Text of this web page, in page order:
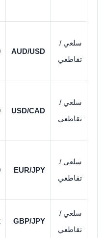
سلعي /
تقاطعي
AUD/USD
سلعي /
تقاطعي
USD/CAD
سلعي /
تقاطعي
EUR/JPY
سلعي /
تقاطعي
GBP/JPY